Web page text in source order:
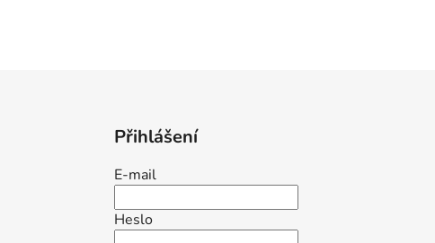
Přihlášení
E-mail
Heslo